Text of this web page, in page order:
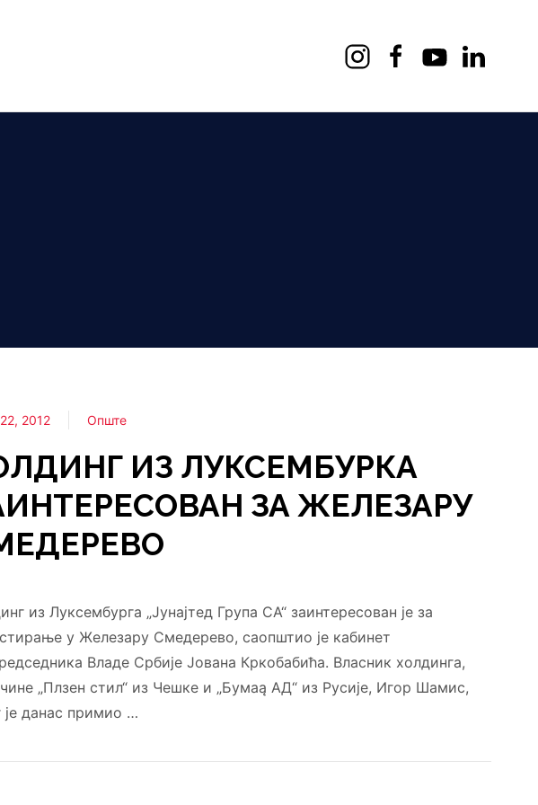
2012 Опште
ИЗ ЛУКСЕМБУРКА
ЗА ЖЕЛЕЗАРУ
из Луксембурга „Јунајтед Група СА“ заинтересован је за
у Железару Смедерево, саопштио је кабинет
Владе Србије Јована Кркобабића. Власник холдинга,
чине „Плзен стил“ из Чешке и „Бумаą АД“ из Русије, Игор Шамис,
је данас примио …